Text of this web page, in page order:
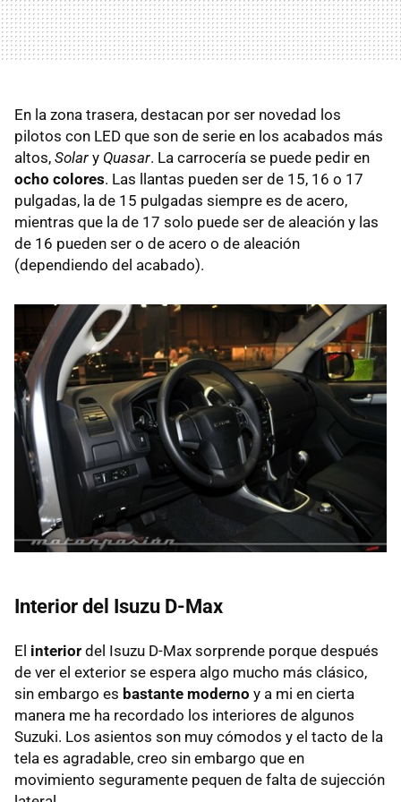
En la zona trasera, destacan por ser novedad los
pilotos con LED que son de serie en los acabados más
altos, Solar y Quasar. La carrocería se puede pedir en
ocho colores. Las llantas pueden ser de 15, 16 o 17
pulgadas, la de 15 pulgadas siempre es de acero,
mientras que la de 17 solo puede ser de aleación y las
de 16 pueden ser o de acero o de aleación
(dependiendo del acabado).
Interior del Isuzu D-Max
El interior del Isuzu D-Max sorprende porque después
de ver el exterior se espera algo mucho más clásico,
sin embargo es bastante moderno y a mi en cierta
manera me ha recordado los interiores de algunos
Suzuki. Los asientos son muy cómodos y el tacto de la
tela es agradable, creo sin embargo que en
movimiento seguramente pequen de falta de sujección